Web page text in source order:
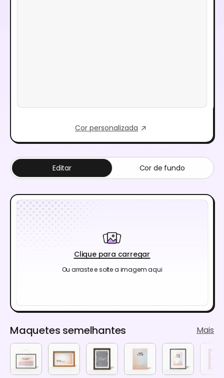
Cor personalizada
Clique para carregar
Ou arraste e solte a imagem aqui
Editar Cor de fundo
Maquetes semelhantes Mais